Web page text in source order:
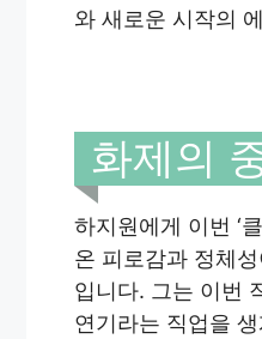
와 새로운 시작의
화제의
하지원에게 이번 ‘
온 피로감과 정체
입니다. 그는 이번
연기라는 직업을